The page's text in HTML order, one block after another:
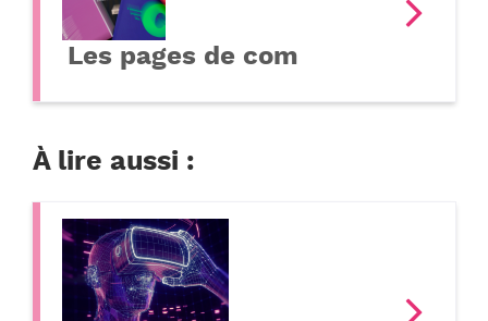
Les pages de com
À lire aussi :